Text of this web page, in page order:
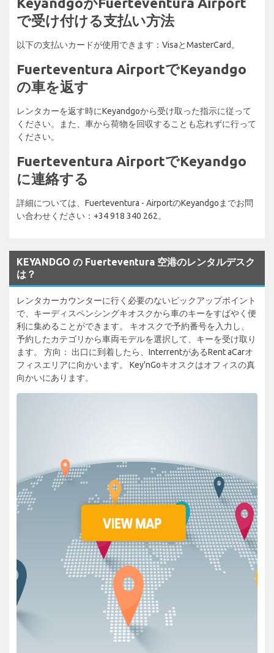
で受け付ける支払い方法
以下の支払いカードが使用できます：VisaとMasterCard。
Fuerteventura AirportでKeyandgo
の車を返す
レンタカーを返す時にKeyandgoから受け取った指示に従って
ください。また、車から荷物を回収することも忘れずに行って
ください。
Fuerteventura AirportでKeyandgo
に連絡する
詳細については、Fuerteventura - AirportのKeyandgoまでお問
い合わせください：+34 918 340 262。
KEYANDGO の Fuerteventura 空港のレンタルデスク
は？
レンタカーカウンターに行く必要のないピックアップポイント
で、キーディスペンシングキオスクから車のキーをすばやく便
利に集めることができます。 キオスクで予約番号を入力し、
予約したカテゴリから車両モデルを選択して、キーを受け取り
ます。 方向： 出口に到着したら、InterrentがあるRent aCarオ
フィスエリアに向かいます。 Key'nGoキオスクはオフィスの真
向かいにあります。